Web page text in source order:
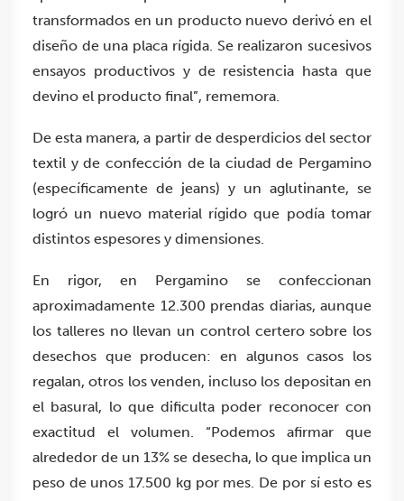
transformados en un producto nuevo derivó en el
diseño de una placa rígida. Se realizaron sucesivos
ensayos productivos y de resistencia hasta que
devino el producto final”, rememora.
De esta manera, a partir de desperdicios del sector
textil y de confección de la ciudad de Pergamino
(específicamente de jeans) y un aglutinante, se
logró un nuevo material rígido que podía tomar
distintos espesores y dimensiones.
En rigor, en Pergamino se confeccionan
aproximadamente 12.300 prendas diarias, aunque
los talleres no llevan un control certero sobre los
desechos que producen: en algunos casos los
regalan, otros los venden, incluso los depositan en
el basural, lo que dificulta poder reconocer con
exactitud el volumen. “Podemos afirmar que
alrededor de un 13% se desecha, lo que implica un
peso de unos 17.500 kg por mes. De por sí esto es